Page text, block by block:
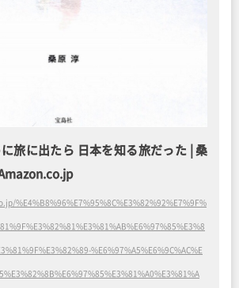
旅に出たら 日本を知る旅だった | 桑
%E4%B8%96%E7%95%8C%E3%82%92%E7%9F%
%E6%97%A5%E6%9C%AC%E